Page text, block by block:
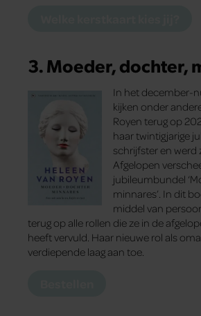
3. Moeder, dochter,
In het december-
kijken onder
Royen terug op
haar twintigjarige
schrijfster en werd
Afgelopen
jubileumbundel
minnares’. In dit
middel van
terug op alle rollen die ze in de
heeft vervuld. Haar nieuwe rol als
verdiepende laag aan toe.